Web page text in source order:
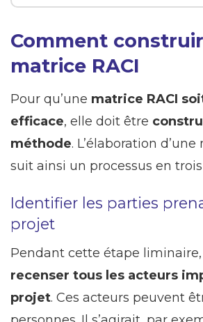
Comment
matrice RACI
Pour qu’une matrice RACI
efficace, elle doit être
méthode. L’élaboration
suit ainsi un processus en
Identifier les parties
projet
Pendant cette étape
recenser tous les acteurs
projet. Ces acteurs peuvent